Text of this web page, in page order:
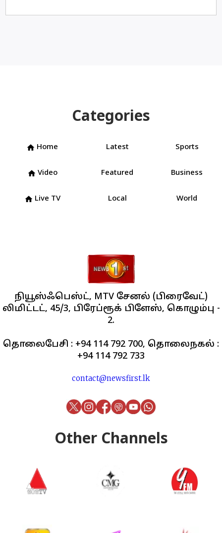
நியூஸ்ஃபெஸ்ட், MTV சேனல் (பிரைவேட்)
லிமிட்டட், 45/3, பிரேப்ரூக் பிளேஸ், கொழும்பு -
2.
தொலைபேசி : +94 114 792 700, தொலைநகல் :
+94 114 792 733
contact@newsfirst.lk
Categories
home Home Latest Sports
home Video Featured Business
home Live TV Local World
Other Channels